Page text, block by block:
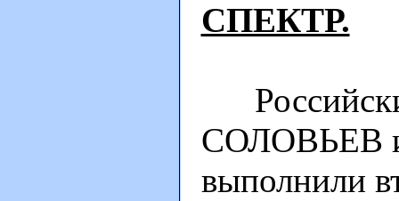
СПЕКТР.
СОЛОВЬЕВ
выполнили